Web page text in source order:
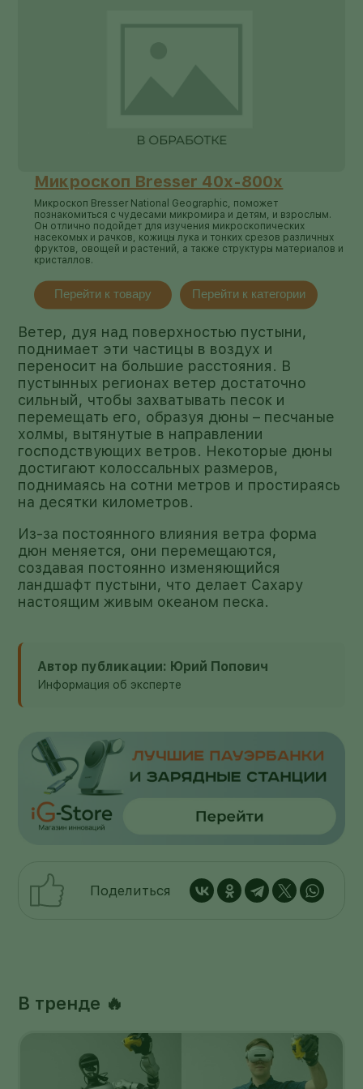
Микроскоп Bresser 40x-800x
Микроскоп Bresser National Geographic, поможет
познакомиться с чудесами микромира и детям, и взрослым.
Он отлично подойдет для изучения микроскопических
насекомых и рачков, кожицы лука и тонких срезов различных
фруктов, овощей и растений, а также структуры материалов и
кристаллов.
Перейти к товару Перейти к категории
Ветер, дуя над поверхностью пустыни,
поднимает эти частицы в воздух и
переносит на большие расстояния. В
пустынных регионах ветер достаточно
сильный, чтобы захватывать песок и
перемещать его, образуя дюны – песчаные
холмы, вытянутые в направлении
господствующих ветров. Некоторые дюны
достигают колоссальных размеров,
поднимаясь на сотни метров и простираясь
на десятки километров.
Из-за постоянного влияния ветра форма
дюн меняется, они перемещаются,
создавая постоянно изменяющийся
ландшафт пустыни, что делает Сахару
настоящим живым океаном песка.
Автор публикации: Юрий Попович
Информация об эксперте
Поделиться
В тренде 🔥